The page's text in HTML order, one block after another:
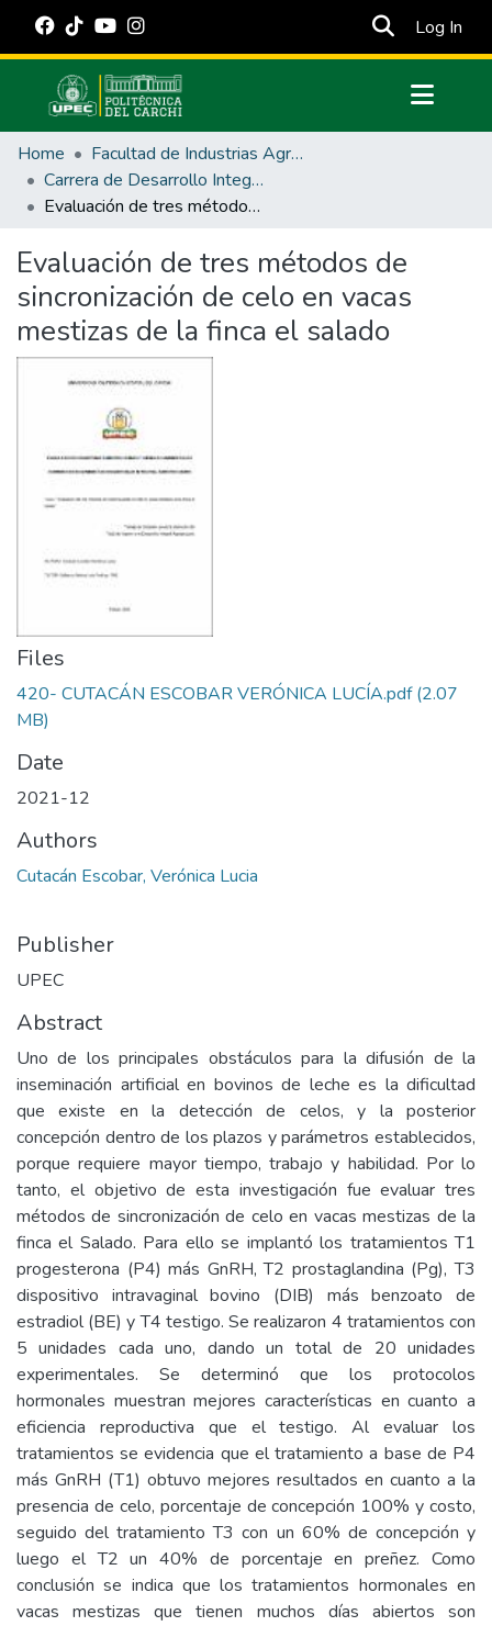
Log In
Communities & Collections
All of DSpace
Statistics
Estadísticas Externas
Manuales
Home
Facultad de Industrias Agropecuarias y Ciencias Ambientales
Carrera de Desarrollo Integral Agropecuario
Evaluación de tres métodos de sincronización de celo en vacas mestizas de la finca el salado
Evaluación de tres métodos de
sincronización de celo en vacas
mestizas de la finca el salado
Files
420- CUTACÁN ESCOBAR VERÓNICA LUCÍA.pdf(2.07
MB)
Date
2021-12
Authors
Cutacán Escobar, Verónica Lucia
Publisher
UPEC
Abstract
Uno de los principales obstáculos para la difusión de la
inseminación artificial en bovinos de leche es la dificultad
que existe en la detección de celos, y la posterior
concepción dentro de los plazos y parámetros establecidos,
porque requiere mayor tiempo, trabajo y habilidad. Por lo
tanto, el objetivo de esta investigación fue evaluar tres
métodos de sincronización de celo en vacas mestizas de la
finca el Salado. Para ello se implantó los tratamientos T1
progesterona (P4) más GnRH, T2 prostaglandina (Pg), T3
dispositivo intravaginal bovino (DIB) más benzoato de
estradiol (BE) y T4 testigo. Se realizaron 4 tratamientos con
5 unidades cada uno, dando un total de 20 unidades
experimentales. Se determinó que los protocolos
hormonales muestran mejores características en cuanto a
eficiencia reproductiva que el testigo. Al evaluar los
tratamientos se evidencia que el tratamiento a base de P4
más GnRH (T1) obtuvo mejores resultados en cuanto a la
presencia de celo, porcentaje de concepción 100% y costo,
seguido del tratamiento T3 con un 60% de concepción y
luego el T2 un 40% de porcentaje en preñez. Como
conclusión se indica que los tratamientos hormonales en
vacas mestizas que tienen muchos días abiertos son